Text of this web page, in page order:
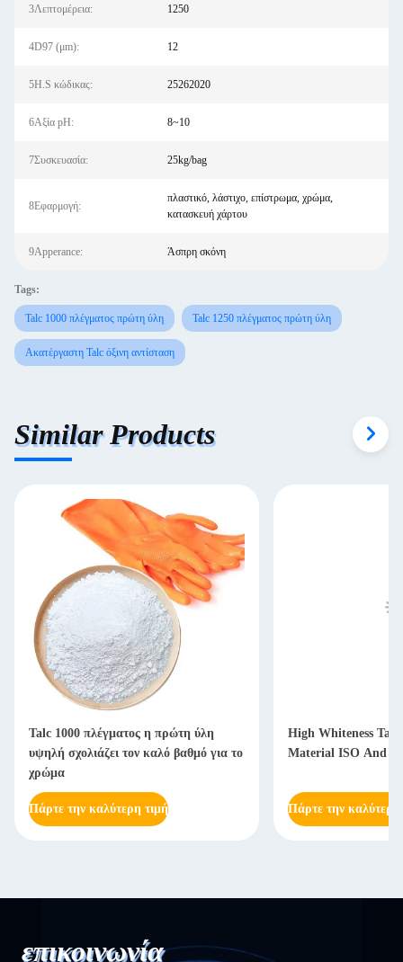
3Λεπτομέρεια: 1250
4D97 (μm): 12
5H.S κώδικας: 25262020
6Αξία pH: 8~10
7Συσκευασία: 25kg/bag
8Εφαρμογή:
πλαστικό, λάστιχο, επίστρωμα, χρώμα,
κατασκευή χάρτου
9Apperance: Άσπρη σκόνη
Tags:
Talc 1000 πλέγματος πρώτη ύλη Talc 1250 πλέγματος πρώτη ύλη
Ακατέργαστη Talc όξινη αντίσταση
Similar Products
Talc 1000 πλέγματος η πρώτη ύλη
υψηλή σχολιάζει τον καλό βαθμό για το
χρώμα
Πάρτε την καλύτερη τιμή
High Whiteness
Material ISO And
Πάρτε την καλύτερη
επικοινωνία